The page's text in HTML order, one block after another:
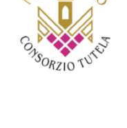
di grandi
opera riflette questa
mitologico in 20
Narra la storia